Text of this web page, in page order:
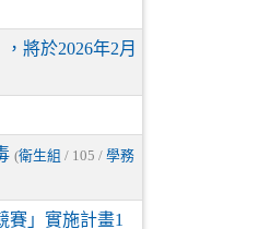
將於2026年2月
(衛生組 / 105 / 學務
賽」實施計畫1